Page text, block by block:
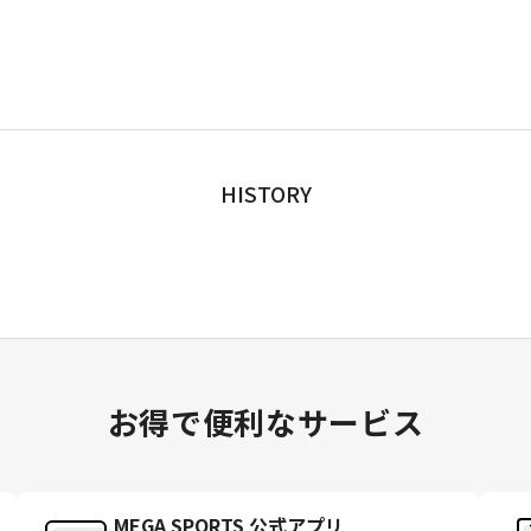
HISTORY
お得で便利なサービス
MEGA SPORTS 公式アプリ